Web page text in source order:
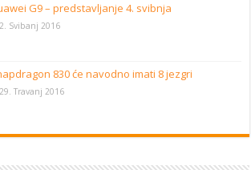
G9 – predstavljanje 4. svibnja
2. Svibanj 2016
830 će navodno imati 8 jezgri
29. Travanj 2016